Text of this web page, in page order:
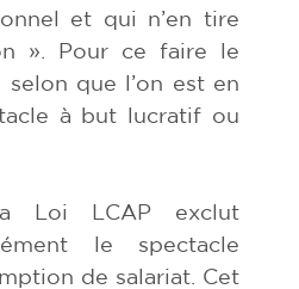
et qui n’en tire
». Pour ce faire le
que l’on est en
à but lucratif ou
Loi LCAP exclut
le spectacle
de salariat. Cet